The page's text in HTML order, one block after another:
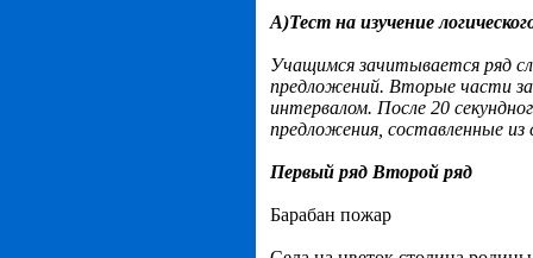
А)Тест на изучение
Учащимся зачитывается ряд
предложений. Вторые части
интервалом. После 20
предложения, составленные из
Первый ряд Второй ряд
Барабан пожар